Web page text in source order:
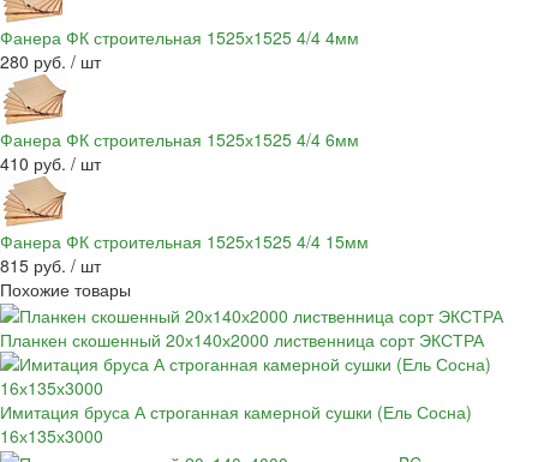
Фанера ФК строительная 1525х1525 4/4 4мм
280 руб. / шт
Фанера ФК строительная 1525х1525 4/4 6мм
410 руб. / шт
Фанера ФК строительная 1525х1525 4/4 15мм
815 руб. / шт
Похожие товары
Планкен скошенный 20х140х2000 лиственница сорт ЭКСТРА
Имитация бруса А строганная камерной сушки (Ель Сосна)
16х135х3000